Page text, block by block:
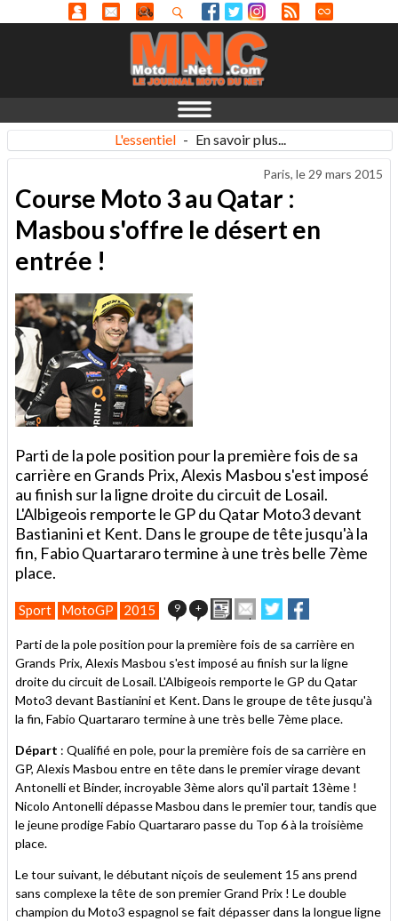
L'essentiel - En savoir plus...
Paris, le 29 mars 2015
Course Moto 3 au Qatar :
Masbou s'offre le désert en
entrée !
Parti de la pole position pour la première fois de sa
carrière en Grands Prix, Alexis Masbou s'est imposé
au finish sur la ligne droite du circuit de Losail.
L'Albigeois remporte le GP du Qatar Moto3 devant
Bastianini et Kent. Dans le groupe de tête jusqu'à la
fin, Fabio Quartararo termine à une très belle 7ème
place.
Sport MotoGP 2015 9 + ImprimerEnvoyer
cet
à
un
ami
Partager
sur
sur
Parti de la pole position pour la première fois de sa carrière en
Grands Prix, Alexis Masbou s'est imposé au finish sur la ligne
droite du circuit de Losail. L'Albigeois remporte le GP du Qatar
Moto3 devant Bastianini et Kent. Dans le groupe de tête jusqu'à
la fin, Fabio Quartararo termine à une très belle 7ème place.
Départ : Qualifié en pole, pour la première fois de sa carrière en
GP, Alexis Masbou entre en tête dans le premier virage devant
Antonelli et Binder, incroyable 3ème alors qu'il partait 13ème !
Nicolo Antonelli dépasse Masbou dans le premier tour, tandis que
le jeune prodige Fabio Quartararo passe du Top 6 à la troisième
place.
Le tour suivant, le débutant niçois de seulement 15 ans prend
sans complexe la tête de son premier Grand Prix ! Le double
champion du Moto3 espagnol se fait dépasser dans la longue ligne